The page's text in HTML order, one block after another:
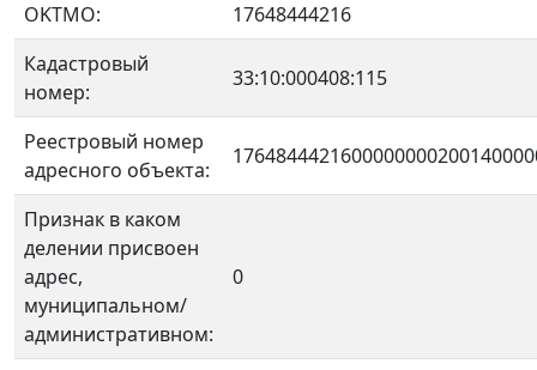
OKTMO:
17648444216
Кадастровый
номер:
33:10:000408:115
Реестровый номер
адресного объекта:
Признак в каком
делении присвоен
адрес,
муниципальном/
административном:
0